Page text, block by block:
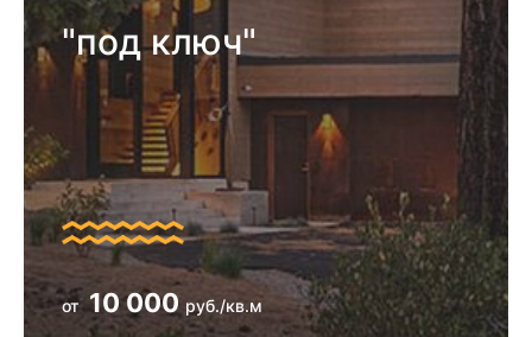
"под ключ"
от 10 000 руб./кв.м